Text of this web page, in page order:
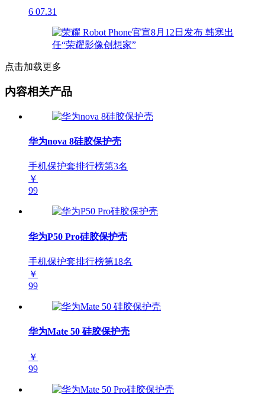
6 07.31
点击加载更多
内容相关产品
华为nova 8硅胶保护壳
手机保护套排行榜第3名
￥
99
华为P50 Pro硅胶保护壳
手机保护套排行榜第18名
￥
99
华为Mate 50 硅胶保护壳
￥
99